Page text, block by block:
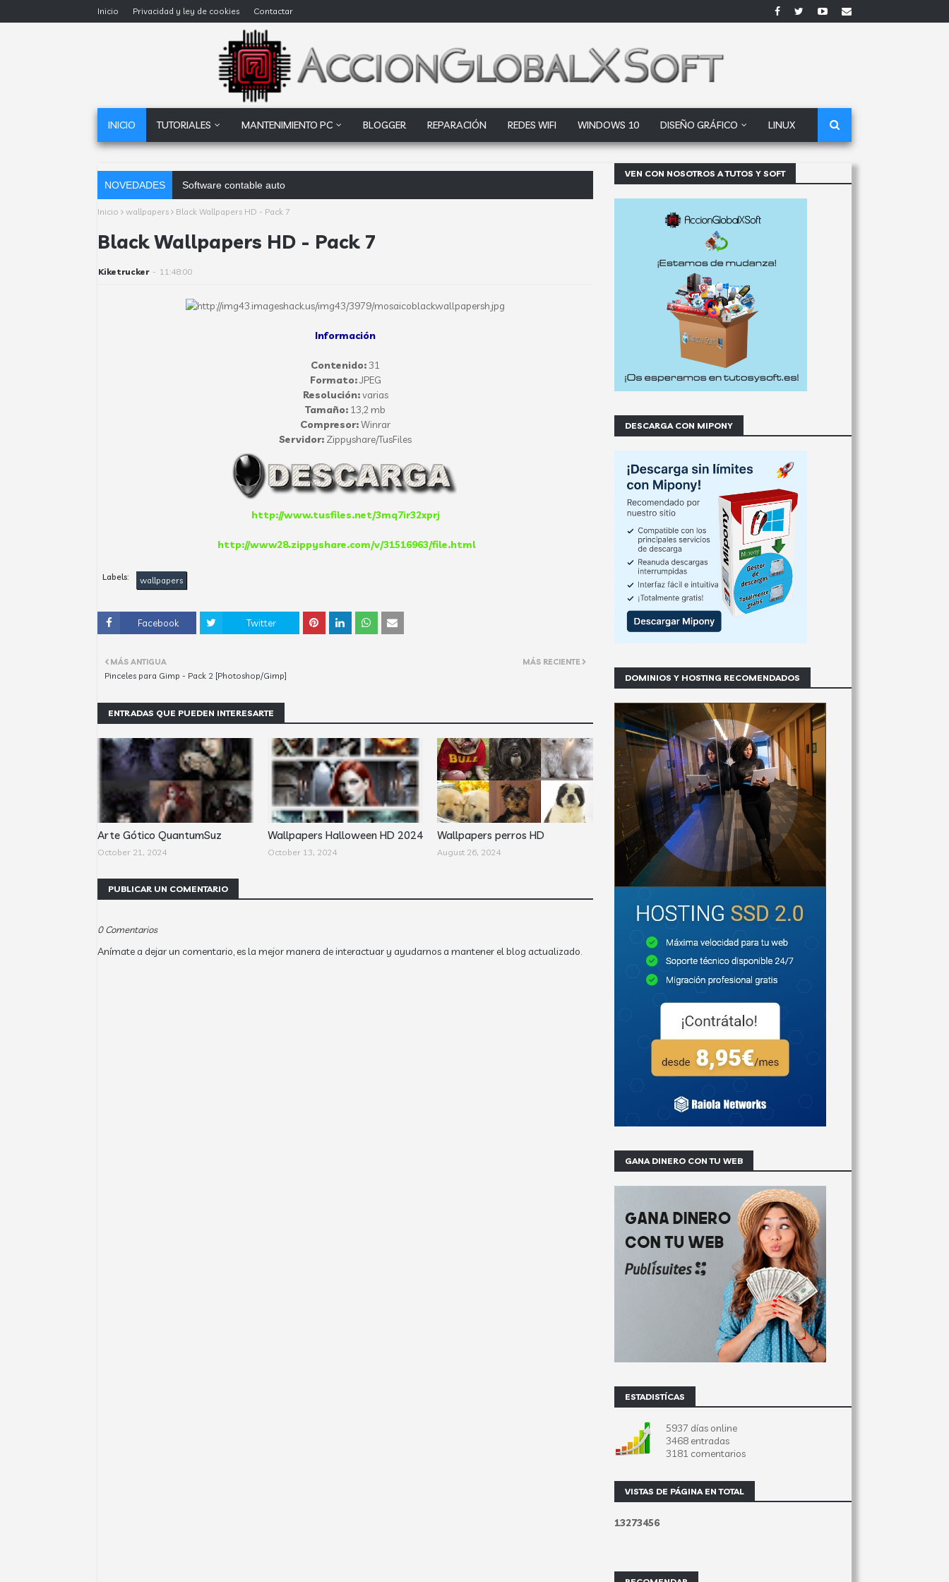
Inicio Privacidad y ley de cookies Contactar
INICIO TUTORIALES MANTENIMIENTO PC BLOGGER REPARACIÓN REDES WIFI WINDOWS 10 DISEÑO GRÁFICO LINUX
NOVEDADES Software contable automático: factores clave que d
Inicio wallpapers Black Wallpapers HD - Pack 7
Black Wallpapers HD - Pack 7
Kiketrucker - 11:48:00
Información
Contenido: 31
Formato:JPEG
Resolución:varias
Tamaño: 13,2 mb
Compresor:Winrar
Servidor: Zippyshare/TusFiles
http://www.tusfiles.net/3mq7ir32xprj
http://www28.zippyshare.com/v/31516963/file.html
Labels: wallpapers
Facebook Twitter
MÁS RECIENTE
MÁS ANTIGUA
Pinceles para Gimp - Pack 2 [Photoshop/Gimp]
ENTRADAS QUE PUEDEN INTERESARTE
Arte Gótico QuantumSuz
October 21, 2024
Wallpapers Halloween HD 2024
October 13, 2024
Wallpapers perros HD
August 26, 2024
PUBLICAR UN COMENTARIO
0 Comentarios
Anímate a dejar un comentario, es la mejor manera de interactuar y ayudarnos a mantener el blog actualizado.
VEN CON NOSOTROS A TUTOS Y SOFT
DESCARGA CON MIPONY
DOMINIOS Y HOSTING RECOMENDADOS
GANA DINERO CON TU WEB
ESTADISTÍCAS
5937 días online
3468 entradas
3181 comentarios
VISTAS DE PÁGINA EN TOTAL
13273456